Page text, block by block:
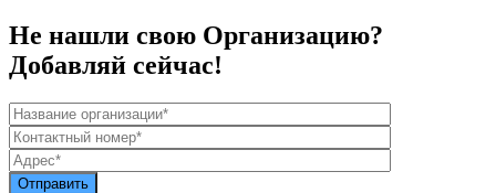
Не нашли свою Организацию?
Добавляй сейчас!